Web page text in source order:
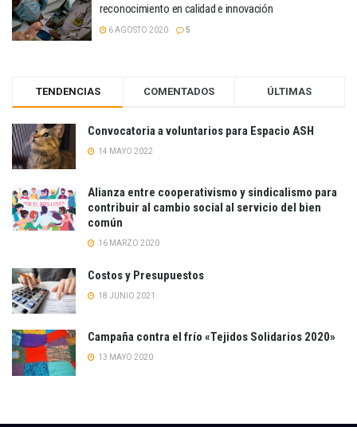
reconocimiento en calidad e innovación
6 AGOSTO 2020 5
TENDENCIAS COMENTADOS ÚLTIMAS
Convocatoria a voluntarios para Espacio ASH
14 MAYO 2022
Alianza entre cooperativismo y sindicalismo para
contribuir al cambio social al servicio del bien
común
16 MARZO 2020
Costos y Presupuestos
18 JUNIO 2021
Campaña contra el frío «Tejidos Solidarios 2020»
13 MAYO 2020